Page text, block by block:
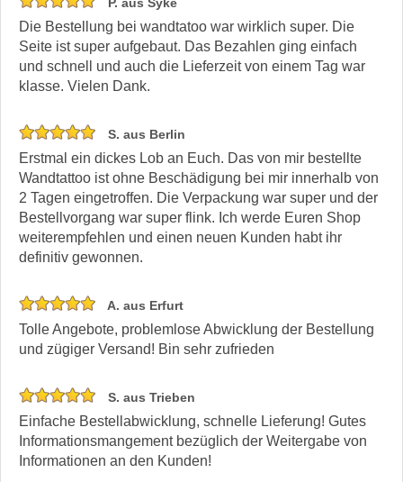
Die Bestellung bei wandtatoo war wirklich super. Die
Seite ist super aufgebaut. Das Bezahlen ging einfach
und schnell und auch die Lieferzeit von einem Tag war
klasse. Vielen Dank.
S. aus Berlin
Erstmal ein dickes Lob an Euch. Das von mir bestellte
Wandtattoo ist ohne Beschädigung bei mir innerhalb von
2 Tagen eingetroffen. Die Verpackung war super und der
Bestellvorgang war super flink. Ich werde Euren Shop
weiterempfehlen und einen neuen Kunden habt ihr
definitiv gewonnen.
A. aus Erfurt
Tolle Angebote, problemlose Abwicklung der Bestellung
und zügiger Versand! Bin sehr zufrieden
S. aus Trieben
Einfache Bestellabwicklung, schnelle Lieferung! Gutes
Informationsmangement bezüglich der Weitergabe von
Informationen an den Kunden!